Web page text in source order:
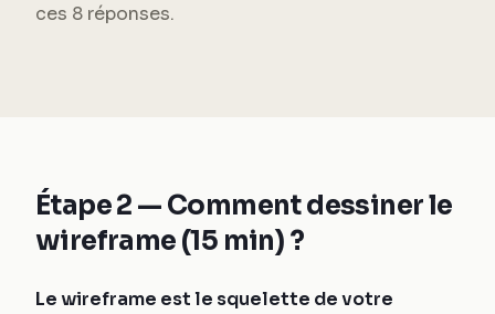
ces 8 réponses.
Étape 2 — Comment dessiner le
wireframe (15 min) ?
Le wireframe est le squelette de votre